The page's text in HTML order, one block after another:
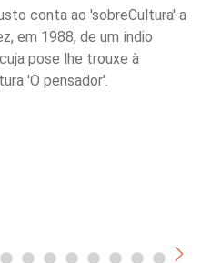
conta ao 'sobreCultura' a
em 1988, de um índio
pose lhe trouxe à
'O pensador'.